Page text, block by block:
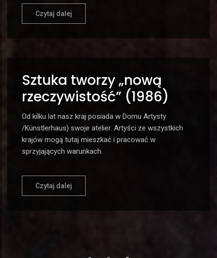
Czytaj dalej
Sztuka tworzy „nową
rzeczywistość” (1986)
Od kilku lat nasz kraj posiada w Domu Artysty
/Künstlerhaus) swoje atelier. Artyści ze wszystkich
krajów mogą tutaj mieszkać i pracować w
sprzyjających warunkach.
Czytaj dalej